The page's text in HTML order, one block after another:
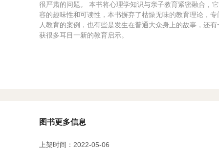
很严肃的问题。 本书将心理学知识与亲子教育紧密融合，
容的趣味性和可读性，本书摒弃了枯燥无味的教育理论，
人教育的案例，也有些是发生在普通大众身上的故事，还
获很多耳目一新的教育启示。
图书更多信息
上架时间：2022-05-06